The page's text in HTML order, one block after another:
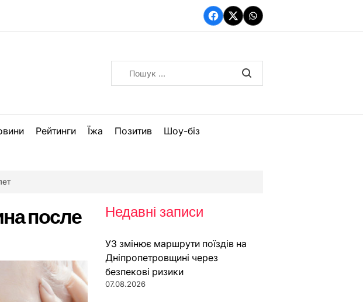
Facebook
TwitterWhatsApp
Рейтинги Їжа Позитив Шоу-біз
после
Недавні записи
УЗ змінює маршрути поїздів на
Дніпропетровщині через
безпекові ризики
07.08.2026